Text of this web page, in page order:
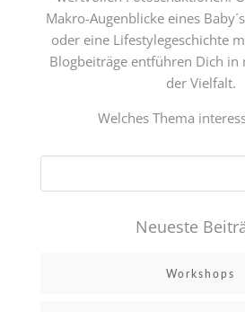
Makro-Augenblicke eines
oder eine Lifestylegeschichte
Blogbeiträge entführen Dich in
der Vielfalt.
Welches Thema
Neueste
Workshops